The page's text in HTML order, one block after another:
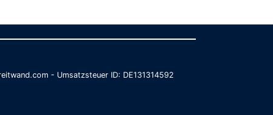
- Umsatzsteuer ID: DE131314592